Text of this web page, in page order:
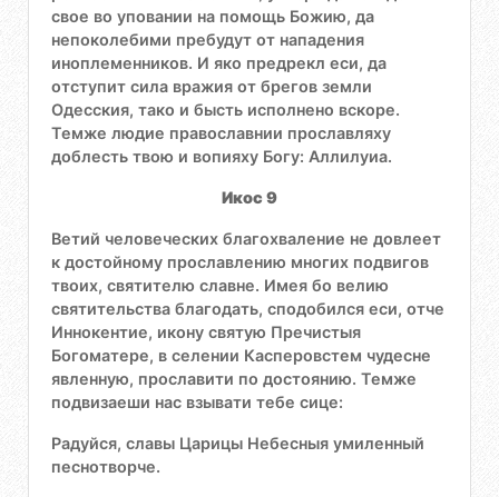
свое во уповании на помощь Божию, да
непоколебими пребудут от нападения
иноплеменников. И яко предрекл еси, да
отступит сила вражия от брегов земли
Одесския, тако и бысть исполнено вскоре.
Темже людие православнии прославляху
доблесть твою и вопияху Богу: Аллилуиа.
Икос 9
Ветий человеческих благохваление не довлеет
к достойному прославлению многих подвигов
твоих, святителю славне. Имея бо велию
святительства благодать, сподобился еси, отче
Иннокентие, икону святую Пречистыя
Богоматере, в селении Касперовстем чудесне
явленную, прославити по достоянию. Темже
подвизаеши нас взывати тебе сице:
Радуйся, славы Царицы Небесныя умиленный
песнотворче.